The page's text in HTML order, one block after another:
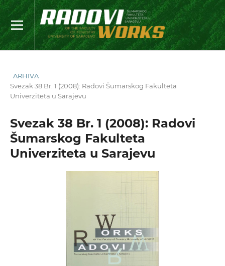
ARHIVA
Svezak 38 Br. 1 (2008): Radovi Šumarskog Fakulteta
Univerziteta u Sarajevu
Svezak 38 Br. 1 (2008): Radovi
Šumarskog Fakulteta
Univerziteta u Sarajevu